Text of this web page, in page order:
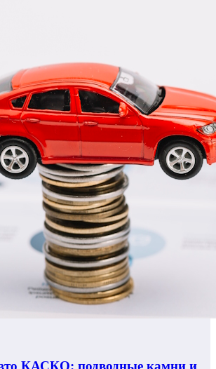
КАСКО: подводные камни и